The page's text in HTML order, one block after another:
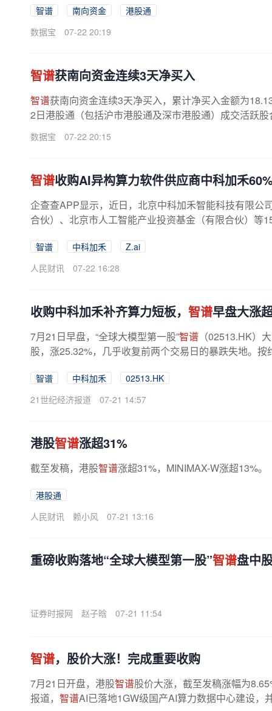
智谱 南向资金
港股通
数据宝
07-22 20:19
智谱获南向资金连续3天净买入
智谱获南向资金连续3天净买入，累计净买入金额为
2日港股通（包括沪市港股通及深市港股通）成交活跃
数据宝 07-22 20:15
智谱收购AI异构算力软件供应商中科加禾
企查查APP显示，近日，北京中科加禾智能科技有限公
合伙）、北京市人工智能产业投资基金（有限合伙）等
智谱 中科加禾
Z.ai
人民财讯
07-22 16:28
收购中科加禾补齐算力短板， 智谱早盘大涨
7月21日早盘，“全球大模型第一股”智谱 （02513.HK）
股，涨25.32%，几乎收复前两个交易日的暴跌失地。
智谱 中科加禾
02513.HK
21世纪经济报道
07-21 14:57
港股智谱涨超31%
截至发稿，港股智谱涨超31%，MINIMAX-W涨超13%。
港股通
人民财讯
赖小风 07-21 13:16
重磅收购落地“全球大模型第一股”智谱盘中
证券时报网 赵子晗 07-21 11:54
智谱，股价大涨！完成重要收购
7月21日开盘，港股智谱股价大涨，截至发稿涨幅为
报道， 智谱AI已落地1GW级国产AI算力数据中心建设，